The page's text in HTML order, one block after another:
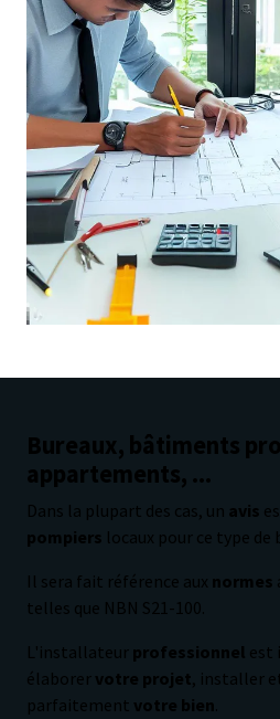
Bureaux, bâtiments
appartements, ...
Dans la plupart des cas, un avis
pompiers locaux pour ce type
Il sera fait référence aux normes
telles que NBN S21-100.
L'installateur professionnel est
élaborer votre projet, installer
parfaitement votre bien.